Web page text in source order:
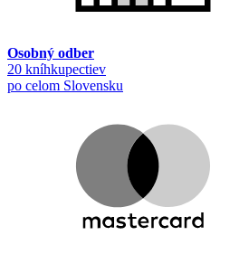
Osobný odber
20 kníhkupectiev
po celom Slovensku